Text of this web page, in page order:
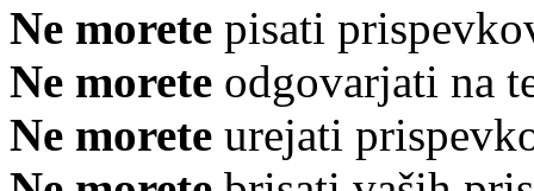
Ne morete pisati
Ne morete odgovarjati na
Ne morete urejati